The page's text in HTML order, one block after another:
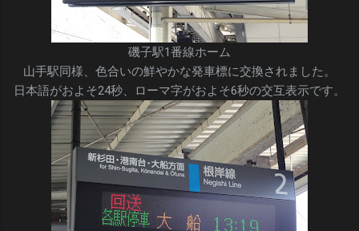
磯子駅1番線ホーム
山手駅同様、色合いの鮮やかな発車標に交換されました。
日本語がおよそ24秒、ローマ字がおよそ6秒の交互表示です。